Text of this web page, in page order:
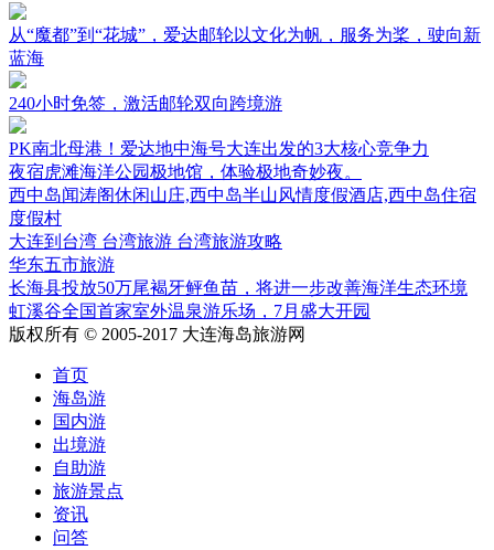
从“魔都”到“花城”，爱达邮轮以文化为帆，服务为桨，驶向新
蓝海
240小时免签，激活邮轮双向跨境游
PK南北母港！爱达地中海号大连出发的3大核心竞争力
夜宿虎滩海洋公园极地馆，体验极地奇妙夜。
西中岛闻涛阁休闲山庄,西中岛半山风情度假酒店,西中岛住宿
度假村
大连到台湾 台湾旅游 台湾旅游攻略
华东五市旅游
长海县投放50万尾褐牙鲆鱼苗，将进一步改善海洋生态环境
虹溪谷全国首家室外温泉游乐场，7月盛大开园
版权所有 © 2005-2017 大连海岛旅游网
首页
海岛游
国内游
出境游
自助游
旅游景点
资讯
问答